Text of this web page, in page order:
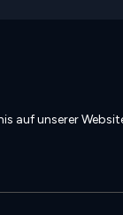
auf unserer